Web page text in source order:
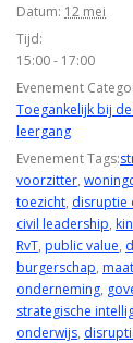
Datum: 12 mei
Tijd:
15:00 - 17:00
Evenement
Toegankelijk bij
leergang
Evenement Tags:
voorzitter,
toezicht, disruptie
civil leadership,
RvT, public value,
burgerschap,
onderneming,
strategische
onderwijs,